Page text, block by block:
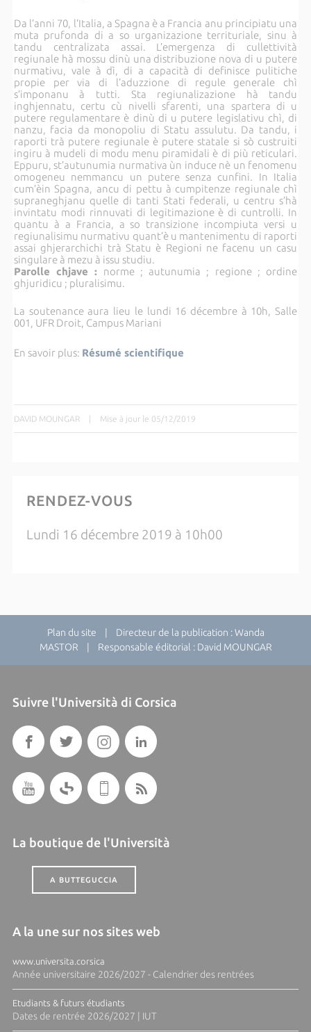
Da l’anni 70, l’Italia, a Spagna è a Francia anu principiatu una
muta prufonda di a so urganizazione territuriale, sinu à
tandu centralizata assai. L’emergenza di cullettività
regiunale hà mossu dinù una distribuzione nova di u putere
nurmativu, vale à dì, di a capacità di definisce pulitiche
propie per via di l’aduzzione di regule generale chì
s’imponanu à tutti. Sta regiunalizazione hà tandu
inghjennatu, certu cù nivelli sfarenti, una spartera di u
putere regulamentare è dinù di u putere legislativu chì, di
nanzu, facia da monopoliu di Statu assulutu. Da tandu, i
raporti trà putere regiunale è putere statale si sò custruiti
ingiru à mudeli di modu menu piramidali è di più reticulari.
Eppuru, st’autunumia nurmativa ùn induce nè un fenomenu
omogeneu nemmancu un putere senza cunfini. In Italia
cum’èin Spagna, ancu di pettu à cumpitenze regiunale chì
supraneghjanu quelle di tanti Stati federali, u centru s’hà
invintatu modi rinnuvati di legitimazione è di cuntrolli. In
quantu à a Francia, a so transizione incompiuta versi u
regiunalisimu nurmativu quant’è u mantenimentu di raporti
assai ghjerarchichi trà Statu è Regioni ne facenu un casu
singulare à mezu à issu studiu.
Parolle chjave : norme ; autunumia ; regione ; ordine
ghjuridicu ; pluralisimu.
La soutenance aura lieu le lundi 16 décembre à 10h, Salle
001, UFR Droit, Campus Mariani
En savoir plus: Résumé scientifique
DAVID MOUNGAR | Mise à jour le 05/12/2019
RENDEZ-VOUS
Lundi 16 décembre 2019 à 10h00
Plan du site | Directeur de la publication : Wanda
MASTOR | Responsable éditorial : David MOUNGAR
Suivre l'Università di Corsica
La boutique de l'Università
A BUTTEGUCCIA
A la une sur nos sites web
www.universita.corsica
Année universitaire 2026/2027 - Calendrier des rentrées
Etudiants & futurs étudiants
Dates de rentrée 2026/2027 | IUT